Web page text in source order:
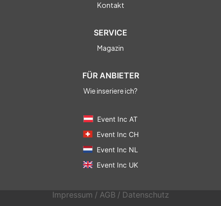
Kontakt
SERVICE
Magazin
FÜR ANBIETER
Wie inseriere ich?
Event Inc AT
Event Inc CH
Event Inc NL
Event Inc UK
Impressum / AGB / Datenschutz